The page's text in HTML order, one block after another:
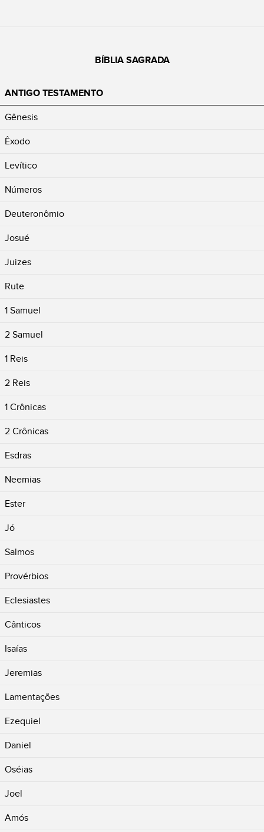
BÍBLIA SAGRADA
ANTIGO TESTAMENTO
Gênesis
Êxodo
Levítico
Números
Deuteronômio
Josué
Juizes
Rute
1 Samuel
2 Samuel
1 Reis
2 Reis
1 Crônicas
2 Crônicas
Esdras
Neemias
Ester
Jó
Salmos
Provérbios
Eclesiastes
Cânticos
Isaías
Jeremias
Lamentações
Ezequiel
Daniel
Oséias
Joel
Amós